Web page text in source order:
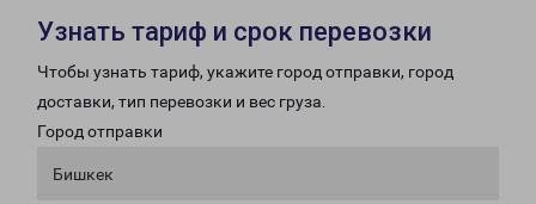
Узнать тариф и срок перевозки
Чтобы узнать тариф, укажите город отправки, город
доставки, тип перевозки и вес груза.
Город отправки
Бишкек